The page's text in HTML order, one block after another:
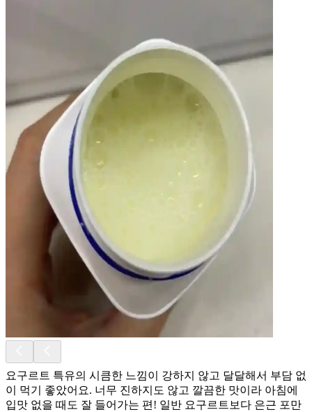
요구르트 특유의 시큼한 느낌이 강하지 않고 달달해서 부담 없
이 먹기 좋았어요. 너무 진하지도 않고 깔끔한 맛이라 아침에
입맛 없을 때도 잘 들어가는 편! 일반 요구르트보다 은근 포만